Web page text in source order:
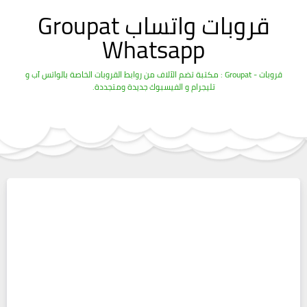
قروبات واتساب Groupat
Whatsapp
قروبات - Groupat : مكتبة تضم الآلاف من روابط القروبات الخاصة بالواتس آب و
تليجرام و الفيسبوك جديدة ومتجددة.